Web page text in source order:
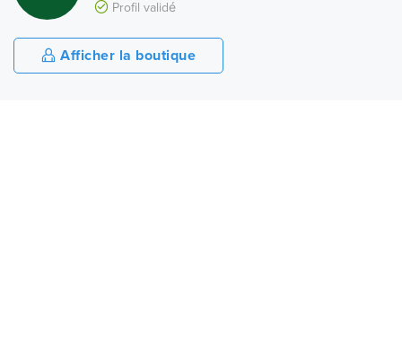
Profil validé
Afficher la boutique